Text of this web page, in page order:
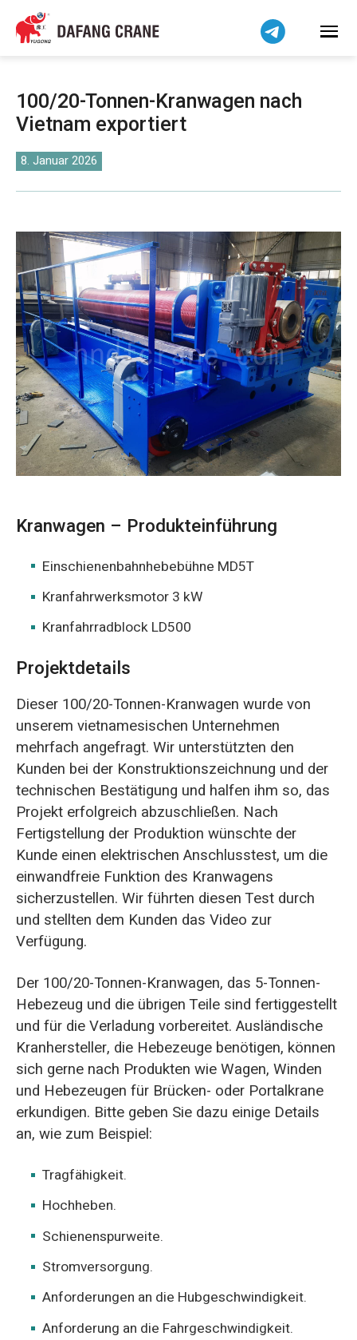
100/20-Tonnen-Kranwagen nach
Vietnam exportiert
8. Januar 2026
Kranwagen – Produkteinführung
Einschienenbahnhebebühne MD5T
Kranfahrwerksmotor 3 kW
Kranfahrradblock LD500
Projektdetails
Dieser 100/20-Tonnen-Kranwagen wurde von
unserem vietnamesischen Unternehmen
mehrfach angefragt. Wir unterstützten den
Kunden bei der Konstruktionszeichnung und der
technischen Bestätigung und halfen ihm so, das
Projekt erfolgreich abzuschließen. Nach
Fertigstellung der Produktion wünschte der
Kunde einen elektrischen Anschlusstest, um die
einwandfreie Funktion des Kranwagens
sicherzustellen. Wir führten diesen Test durch
und stellten dem Kunden das Video zur
Verfügung.
Der 100/20-Tonnen-Kranwagen, das 5-Tonnen-
Hebezeug und die übrigen Teile sind fertiggestellt
und für die Verladung vorbereitet. Ausländische
Kranhersteller, die Hebezeuge benötigen, können
sich gerne nach Produkten wie Wagen, Winden
und Hebezeugen für Brücken- oder Portalkrane
erkundigen. Bitte geben Sie dazu einige Details
an, wie zum Beispiel:
Tragfähigkeit.
Hochheben.
Schienenspurweite.
Stromversorgung.
Anforderungen an die Hubgeschwindigkeit.
Anforderung an die Fahrgeschwindigkeit.
Bahasa Indonesia
Bahasa Melayu
বাংলা
فارسی
Pilipino
اردو
Čeština
Беларуская мова
Kiswahili
Dansk
Norsk
O‘zbekcha